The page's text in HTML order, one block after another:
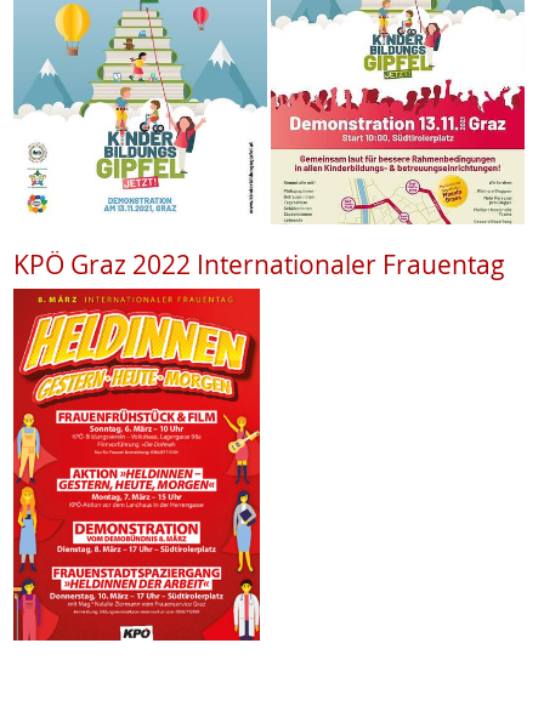
KPÖ Graz 2022 Internationaler Frauentag